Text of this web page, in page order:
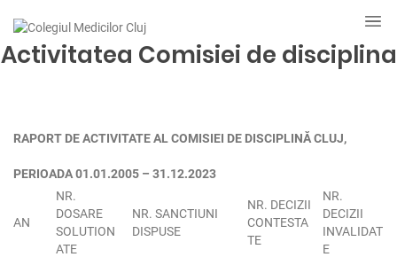
Activitatea Comisiei de disciplina
RAPORT DE ACTIVITATE AL COMISIEI DE DISCIPLINĂ CLUJ,
PERIOADA 01.01.2005 – 31.12.2023
AN
NR.
DOSARE
SOLUTION
ATE
NR. SANCTIUNI
DISPUSE
NR. DECIZII
CONTESTA
TE
NR.
DECIZII
INVALIDAT
E